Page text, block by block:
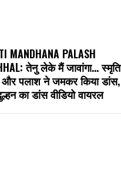
MANDHANA PALASH
तेनु लेके मैं जावांगा… स्मृति
और पलाश ने जमकर किया डांस,
का डांस वीडियो वायरल